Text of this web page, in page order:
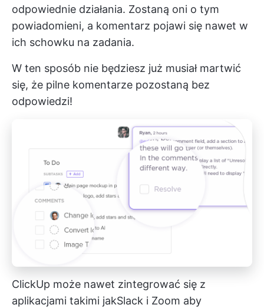
odpowiednie działania. Zostaną oni o tym
powiadomieni, a komentarz pojawi się nawet w
ich schowku na zadania.
W ten sposób nie będziesz już musiał martwić
się, że pilne komentarze pozostaną bez
odpowiedzi!
ClickUp może nawet zintegrować się z
aplikacjami takimi jakSlack i Zoom aby